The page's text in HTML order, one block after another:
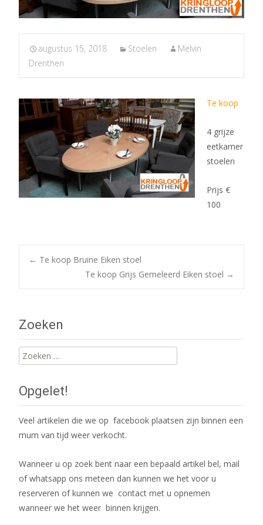
augustus 15, 2018 Stoelen
Melvin
Drenthen
Te koop
4 grijze
eetkamer
stoelen
Prijs €
100
Post
← Te koop Bruine Eiken stoel
Te koop Grijs Gemeleerd Eiken stoel →
Zoeken
Zoeken
naar:
Opgelet!
Veel artikelen die we op facebook plaatsen zijn binnen een
mum van tijd weer verkocht.
Wanneer u op zoek bent naar een bepaald artikel bel, mail
of whatsapp ons meteen dan kunnen we het voor u
reserveren of kunnen we contact met u opnemen
wanneer we het weer binnen krijgen.